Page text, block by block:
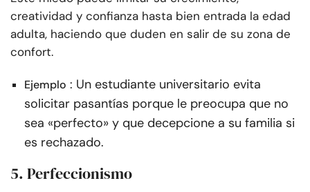
creatividad y confianza hasta bien entrada la edad
adulta, haciendo que duden en salir de su zona de
confort.
Ejemplo : Un estudiante universitario evita
solicitar pasantías porque le preocupa que no
sea «perfecto» y que decepcione a su familia si
es rechazado.
5. Perfeccionismo